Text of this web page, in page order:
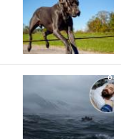
0